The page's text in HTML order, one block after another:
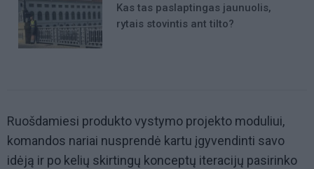
Kas tas paslaptingas jaunuolis,
rytais stovintis ant tilto?
Ruošdamiesi produkto vystymo projekto moduliui,
komandos nariai nusprendė kartu įgyvendinti savo
idėją ir po kelių skirtingų konceptų iteracijų pasirinko